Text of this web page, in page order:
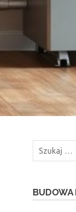
BUDOWA